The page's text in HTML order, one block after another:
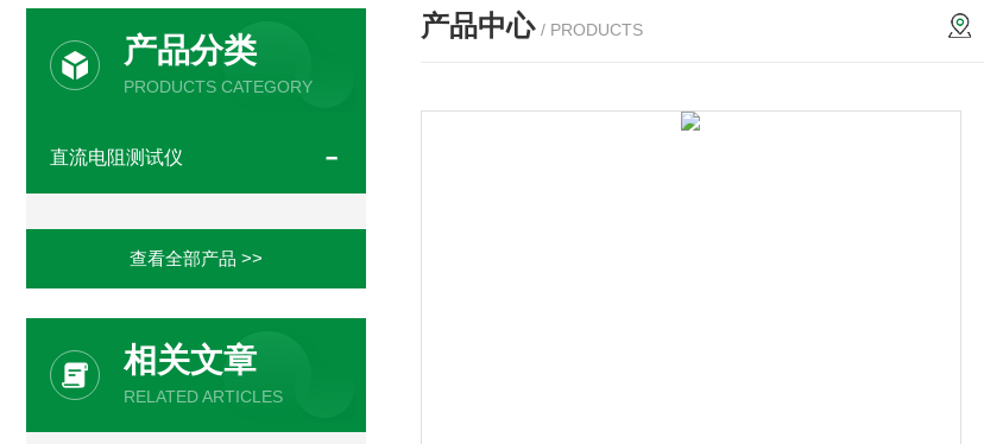
产品分类
PRODUCTS CATEGORY
直流电阻测试仪
查看全部产品 >>
相关文章
RELATED ARTICLES
产品中心 / PRODUCTS